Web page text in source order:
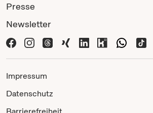
Presse
Newsletter
Impressum
Datenschutz